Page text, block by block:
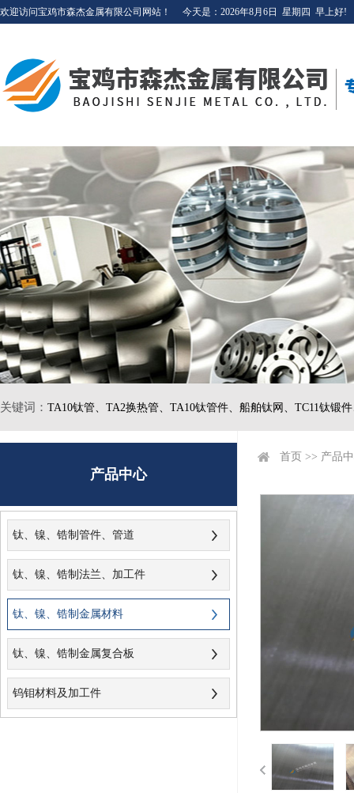
欢迎访问宝鸡市森杰金属有限公司网站！ 今天是： 2026年8月6日 星期四 早上好!
关键词： TA10钛管、 TA2换热管、 TA10钛管件、 船舶钛网、 TC11钛锻
产品中心
钛、镍、锆制管件、管道
钛、镍、锆制法兰、加工件
钛、镍、锆制金属材料
钛、镍、锆制金属复合板
钨钼材料及加工件
首页 >> 产品